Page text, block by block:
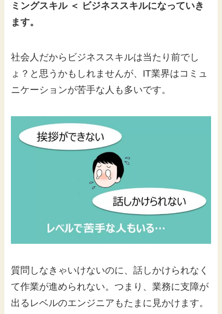
ミングスキル ＜ ビジネススキルになっていき
ます。
社会人だからビジネススキルは当たり前でし
ょ？と思うかもしれませんが、IT業界はコミュ
ニケーションが苦手な人も多いです。
質問しなきゃいけないのに、話しかけられなく
て作業が進められない。つまり、業務に支障が
出るレベルのエンジニアもたまに見かけます。